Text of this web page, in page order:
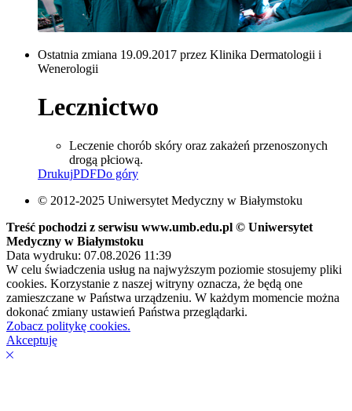
Ostatnia zmiana 19.09.2017 przez Klinika Dermatologii i
Wenerologii
Lecznictwo
Leczenie chorób skóry oraz zakażeń przenoszonych
drogą płciową.
DrukujPDFDo góry
© 2012-2025 Uniwersytet Medyczny w Białymstoku
Treść pochodzi z serwisu www.umb.edu.pl © Uniwersytet
Medyczny w Białymstoku
Data wydruku: 07.08.2026 11:39
W celu świadczenia usług na najwyższym poziomie stosujemy pliki
cookies. Korzystanie z naszej witryny oznacza, że będą one
zamieszczane w Państwa urządzeniu. W każdym momencie można
dokonać zmiany ustawień Państwa przeglądarki.
Zobacz politykę cookies.
Akceptuję